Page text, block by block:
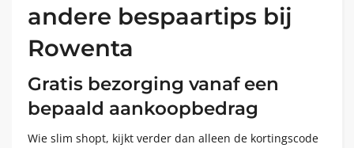
andere bespaartips bij
Rowenta
Gratis bezorging vanaf een
bepaald aankoopbedrag
Wie slim shopt, kijkt verder dan alleen de kortingscode